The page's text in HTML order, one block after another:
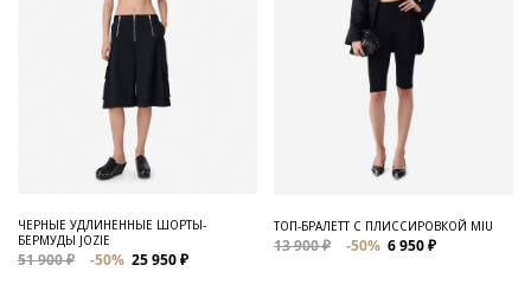
ЧЕРНЫЕ УДЛИНЕННЫЕ ШОРТЫ-
БЕРМУДЫ JOZIE
51 900 ₽ -50% 25 950 ₽
ТОП-БРАЛЕТТ С ПЛИССИРОВКОЙ MIU
13 900 ₽ -50% 6 950 ₽